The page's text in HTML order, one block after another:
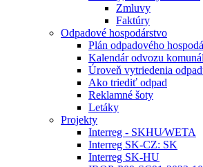
Zmluvy
Faktúry
Odpadové hospodárstvo
Plán odpadového
Kalendár odvozu
Úroveň vytriedenia
Ako triediť odpad
Reklamné šoty
Letáky
Projekty
Interreg - SKHU⁄WETA
Interreg SK-CZ: SK
Interreg SK-HU